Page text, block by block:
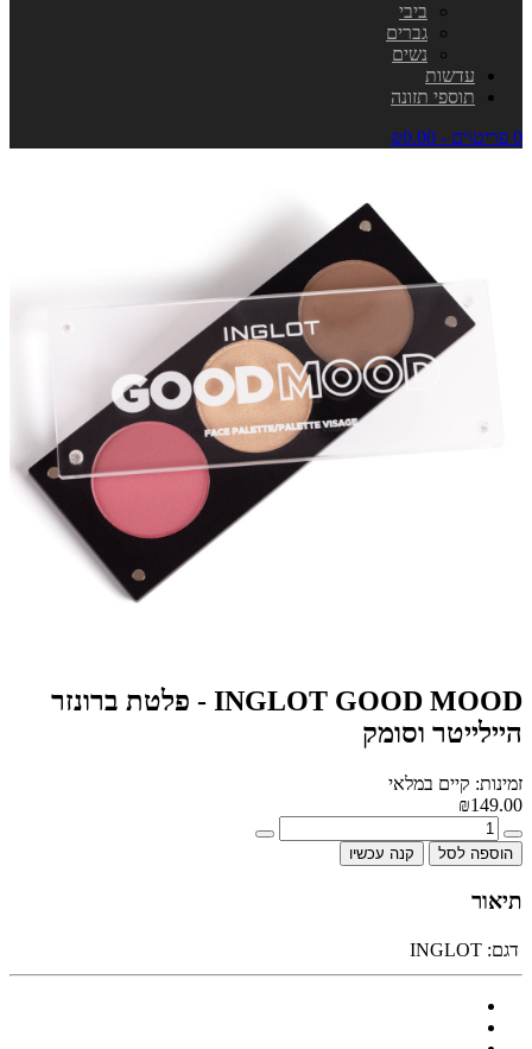
ביבי
גברים
נשים
עדשות
תוספי תזונה
0 פריט\ים - ₪0.00
INGLOT GOOD MOOD - פלטת ברונזר
היילייטר וסומק
זמינות: קיים במלאי
₪149.00
הוספה לסל קנה עכשיו
תיאור
דגם: INGLOT